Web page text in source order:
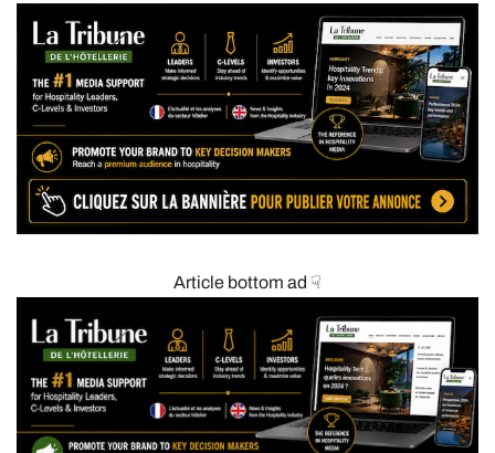
Article bottom ad ☟